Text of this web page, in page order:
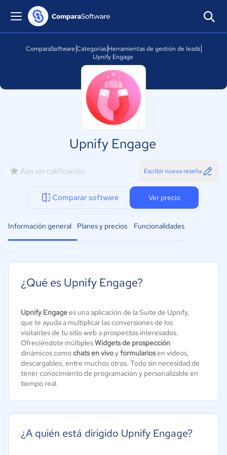
ComparaSoftware Categorías Herramientas de gestión de leads
Upnify Engage
Upnify Engage
Aún sin calificación Escribir nueva reseña
Comparar software Ver precio
Información general Planes y precios Funcionalidades
¿Qué es Upnify Engage?
Upnify Engagees una aplicación de la Suite de Upnify,
que te ayuda a multiplicar las conversiones de los
visitantes de tu sitio web a prospectos interesados.
Ofreciéndote múltiplesWidgets de prospección
dinámicos comochats en vivoyformulariosen videos,
descargables, entre muchos otros. Todo sin necesidad de
tener conocimiento de programación y personalizable en
tiempo real.
¿A quién está dirigido Upnify Engage?